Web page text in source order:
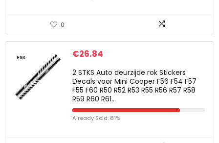
0
€26.84
2 STKS Auto deurzijde rok Stickers
Decals voor Mini Cooper F56 F54 F57
F55 F60 R50 R52 R53 R55 R56 R57 R58
R59 R60 R61…
Already Sold: 81%